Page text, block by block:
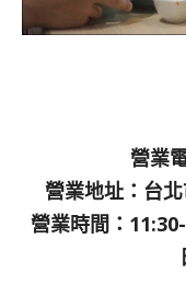
營業
營業地址：台
營業時間：